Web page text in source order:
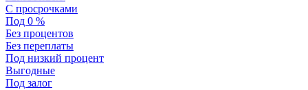
С просрочками
Под 0 %
Без процентов
Без переплаты
Под низкий процент
Выгодные
Под залог